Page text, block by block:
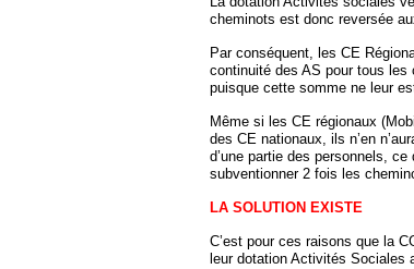
cheminots est donc reversée
Par conséquent, les CE
continuité des AS pour tous les
puisque cette somme ne leur
Même si les CE régionaux
des CE nationaux, ils n’en
d’une partie des personnels,
subventionner 2 fois les
LA SOLUTION EXISTE
C’est pour ces raisons que la
leur dotation Activités Sociales